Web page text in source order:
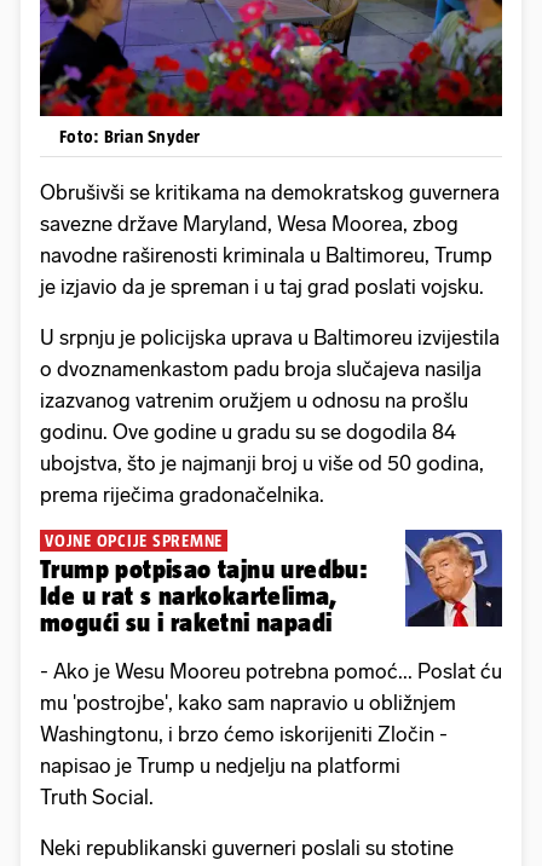
Foto: Brian Snyder
Obrušivši se kritikama na demokratskog guvernera
savezne države Maryland, Wesa Moorea, zbog
navodne raširenosti kriminala u Baltimoreu, Trump
je izjavio da je spreman i u taj grad poslati vojsku.
U srpnju je policijska uprava u Baltimoreu izvijestila
o dvoznamenkastom padu broja slučajeva nasilja
izazvanog vatrenim oružjem u odnosu na prošlu
godinu. Ove godine u gradu su se dogodila 84
ubojstva, što je najmanji broj u više od 50 godina,
prema riječima gradonačelnika.
VOJNE OPCIJE SPREMNE
Trump potpisao tajnu uredbu:
Ide u rat s narkokartelima,
mogući su i raketni napadi
- Ako je Wesu Mooreu potrebna pomoć... Poslat ću
mu 'postrojbe', kako sam napravio u obližnjem
Washingtonu, i brzo ćemo iskorijeniti Zločin -
napisao je Trump u nedjelju na platformi
Truth Social.
Neki republikanski guverneri poslali su stotine